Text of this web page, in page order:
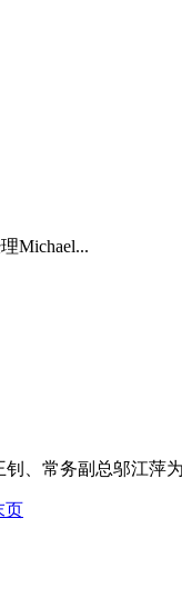
Michael...
、常务副总邬江萍
页